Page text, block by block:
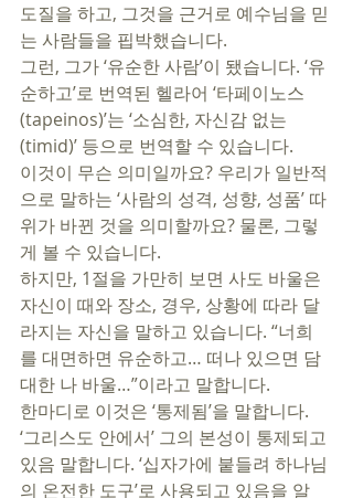
도질을 하고, 그것을 근거로 예수님을 믿
는 사람들을 핍박했습니다.
그런, 그가 ‘유순한 사람’이 됐습니다. ‘유
순하고’로 번역된 헬라어 ‘타페이노스
(tapeinos)’는 ‘소심한, 자신감 없는
(timid)’ 등으로 번역할 수 있습니다.
이것이 무슨 의미일까요? 우리가 일반적
으로 말하는 ‘사람의 성격, 성향, 성품’ 따
위가 바뀐 것을 의미할까요? 물론, 그렇
게 볼 수 있습니다.
하지만, 1절을 가만히 보면 사도 바울은
자신이 때와 장소, 경우, 상황에 따라 달
라지는 자신을 말하고 있습니다. “너희
를 대면하면 유순하고… 떠나 있으면 담
대한 나 바울…”이라고 말합니다.
한마디로 이것은 ‘통제됨’을 말합니다.
‘그리스도 안에서’ 그의 본성이 통제되고
있음 말합니다. ‘십자가에 붙들려 하나님
의 온전한 도구’로 사용되고 있음을 알